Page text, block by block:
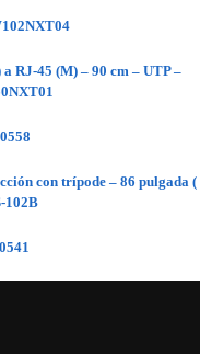
RJ-45 (M) – 90 cm – UTP –
con trípode – 86 pulgada (
102B